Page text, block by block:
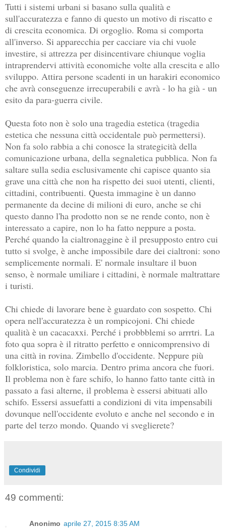
Tutti i sistemi urbani si basano sulla qualità e
sull'accuratezza e fanno di questo un motivo di riscatto e
di crescita economica. Di orgoglio. Roma si comporta
all'inverso. Si apparecchia per cacciare via chi vuole
investire, si attrezza per disincentivare chiunque voglia
intraprendervi attività economiche volte alla crescita e allo
sviluppo. Attira persone scadenti in un harakiri economico
che avrà conseguenze irrecuperabili e avrà - lo ha già - un
esito da para-guerra civile.
Questa foto non è solo una tragedia estetica (tragedia
estetica che nessuna città occidentale può permettersi).
Non fa solo rabbia a chi conosce la strategicità della
comunicazione urbana, della segnaletica pubblica. Non fa
saltare sulla sedia esclusivamente chi capisce quanto sia
grave una città che non ha rispetto dei suoi utenti, clienti,
cittadini, contribuenti. Questa immagine è un danno
permanente da decine di milioni di euro, anche se chi
questo danno l'ha prodotto non se ne rende conto, non è
interessato a capire, non lo ha fatto neppure a posta.
Perché quando la cialtronaggine è il presupposto entro cui
tutto si svolge, è anche impossibile dare dei cialtroni: sono
semplicemente normali. E' normale insultare il buon
senso, è normale umiliare i cittadini, è normale maltrattare
i turisti.
Chi chiede di lavorare bene è guardato con sospetto. Chi
opera nell'accuratezza è un rompicojoni. Chi chiede
qualità è un cacacaxxi. Perché i probbblemi so arrrtri. La
foto qua sopra è il ritratto perfetto e onnicomprensivo di
una città in rovina. Zimbello d'occidente. Neppure più
folkloristica, solo marcia. Dentro prima ancora che fuori.
Il problema non è fare schifo, lo hanno fatto tante città in
passato a fasi alterne, il problema è essersi abituati allo
schifo. Essersi assuefatti a condizioni di vita impensabili
dovunque nell'occidente evoluto e anche nel secondo e in
parte del terzo mondo. Quando vi sveglierete?
Condividi
49 commenti:
Anonimo aprile 27, 2015 8:35 AM